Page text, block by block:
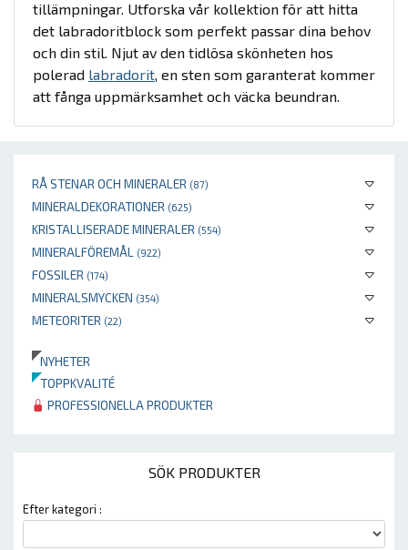
RÅ STENAR OCH MINERALER (87)
MINERALDEKORATIONER (625)
KRISTALLISERADE MINERALER (554)
MINERALFÖREMÅL (922)
FOSSILER (174)
MINERALSMYCKEN (354)
METEORITER (22)
NYHETER
TOPPKVALITÉ
PROFESSIONELLA PRODUKTER
SÖK PRODUKTER
Efter kategori :
tillämpningar. Utforska vår kollektion för att hitta
det labradoritblock som perfekt passar dina behov
och din stil. Njut av den tidlösa skönheten hos
polerad labradorit, en sten som garanterat kommer
att fånga uppmärksamhet och väcka beundran.